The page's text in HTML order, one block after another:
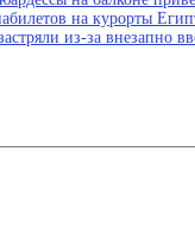
на курорты
из-за внезапно